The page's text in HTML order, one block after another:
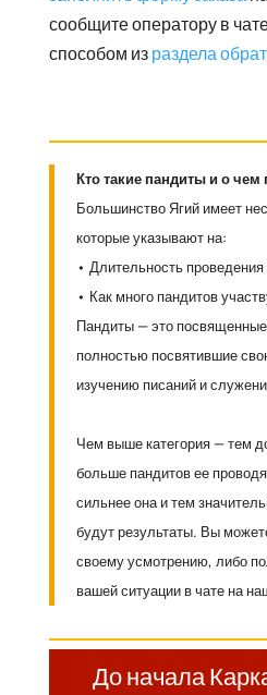
сообщите оператору в
способом израздела
Кто такие пандиты и о чем
Большинство Ягий имеет
которые указывают на:
• Длительность проведения
• Как много пандитов
Пандиты — это
полностью посвятившие
изучению писаний и
Чем выше категория — тем
больше пандитов ее
сильнее она и тем
будут результаты. Вы
своему усмотрению, либо
вашей ситуации в чате на
До начала